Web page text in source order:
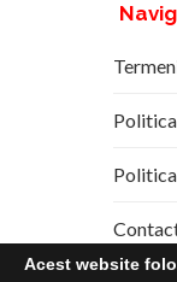
Acest website